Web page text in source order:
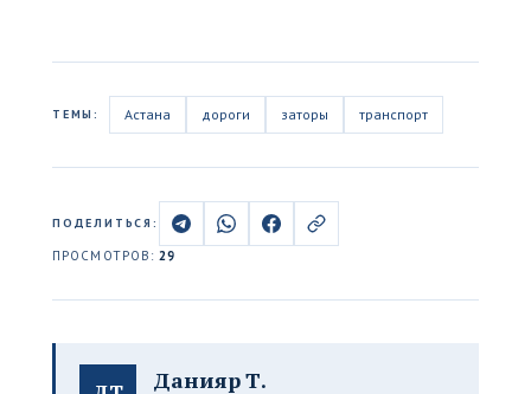
ТЕМЫ: Астана дороги заторы транспорт
ПОДЕЛИТЬСЯ:
ПРОСМОТРОВ: 29
Данияр Т.